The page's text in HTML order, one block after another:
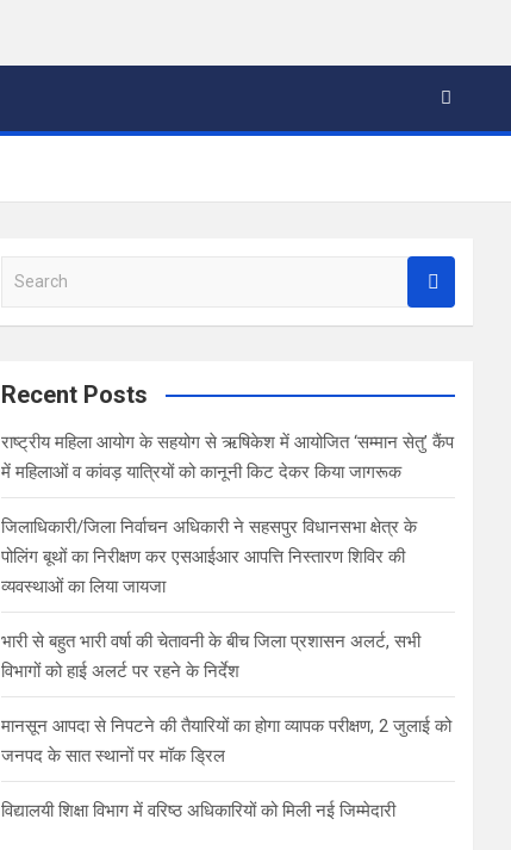
a
c
Recent Posts
राष्ट्रीय महिला आयोग के सहयोग से ऋषिकेश में आयोजित ‘सम्मान सेतु’ कैंप
में महिलाओं व कांवड़ यात्रियों को कानूनी किट देकर किया जागरूक
जिलाधिकारी/जिला निर्वाचन अधिकारी ने सहसपुर विधानसभा क्षेत्र के
पोलिंग बूथों का निरीक्षण कर एसआईआर आपत्ति निस्तारण शिविर की
व्यवस्थाओं का लिया जायजा
भारी से बहुत भारी वर्षा की चेतावनी के बीच जिला प्रशासन अलर्ट, सभी
विभागों को हाई अलर्ट पर रहने के निर्देश
मानसून आपदा से निपटने की तैयारियों का होगा व्यापक परीक्षण, 2 जुलाई को
जनपद के सात स्थानों पर मॉक ड्रिल
विद्यालयी शिक्षा विभाग में वरिष्ठ अधिकारियों को मिली नई जिम्मेदारी